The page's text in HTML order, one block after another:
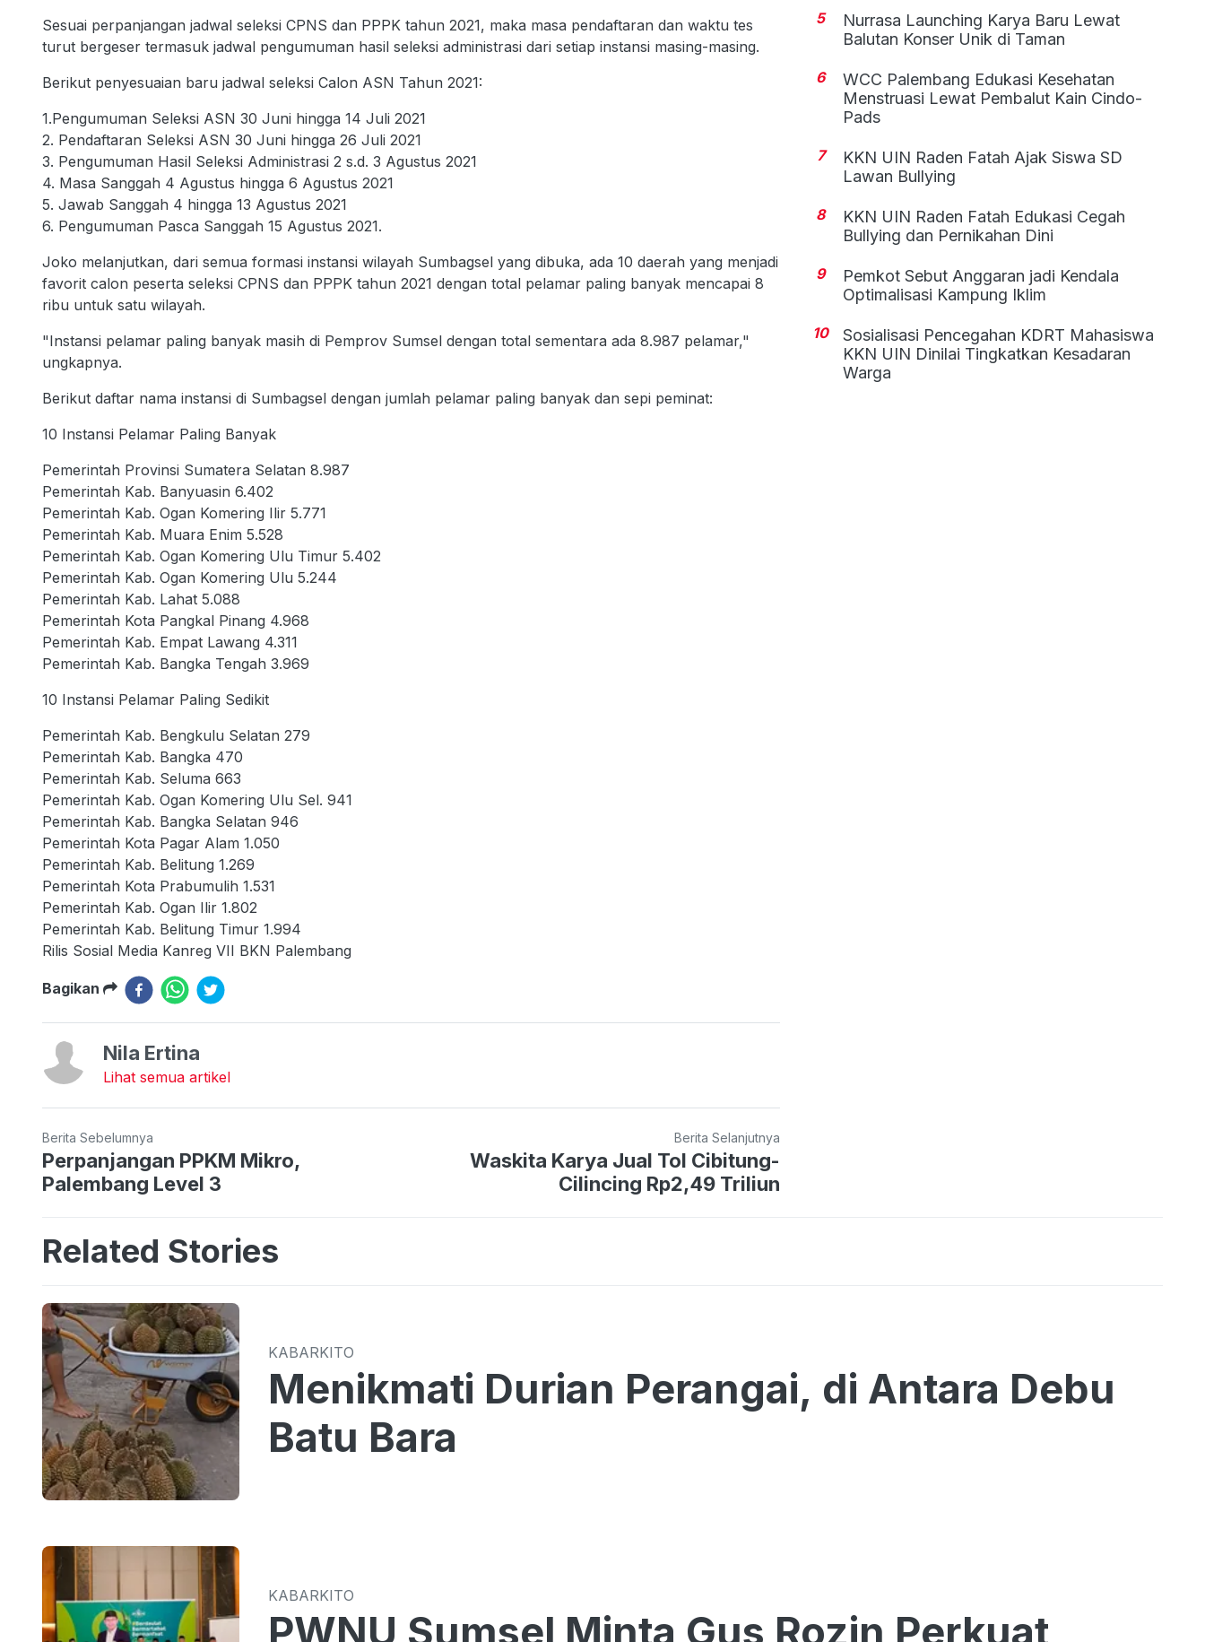
Sesuai perpanjangan jadwal seleksi CPNS dan PPPK tahun 2021, maka masa pendaftaran dan waktu tes
turut bergeser termasuk jadwal pengumuman hasil seleksi administrasi dari setiap instansi masing-masing.
Berikut penyesuaian baru jadwal seleksi Calon ASN Tahun 2021:
1.Pengumuman Seleksi ASN 30 Juni hingga 14 Juli 2021
2. Pendaftaran Seleksi ASN 30 Juni hingga 26 Juli 2021
3. Pengumuman Hasil Seleksi Administrasi 2 s.d. 3 Agustus 2021
4. Masa Sanggah 4 Agustus hingga 6 Agustus 2021
5. Jawab Sanggah 4 hingga 13 Agustus 2021
6. Pengumuman Pasca Sanggah 15 Agustus 2021.
Joko melanjutkan, dari semua formasi instansi wilayah Sumbagsel yang dibuka, ada 10 daerah yang menjadi
favorit calon peserta seleksi CPNS dan PPPK tahun 2021 dengan total pelamar paling banyak mencapai 8
ribu untuk satu wilayah.
"Instansi pelamar paling banyak masih di Pemprov Sumsel dengan total sementara ada 8.987 pelamar,"
ungkapnya.
Berikut daftar nama instansi di Sumbagsel dengan jumlah pelamar paling banyak dan sepi peminat:
10 Instansi Pelamar Paling Banyak
Pemerintah Provinsi Sumatera Selatan 8.987
Pemerintah Kab. Banyuasin 6.402
Pemerintah Kab. Ogan Komering Ilir 5.771
Pemerintah Kab. Muara Enim 5.528
Pemerintah Kab. Ogan Komering Ulu Timur 5.402
Pemerintah Kab. Ogan Komering Ulu 5.244
Pemerintah Kab. Lahat 5.088
Pemerintah Kota Pangkal Pinang 4.968
Pemerintah Kab. Empat Lawang 4.311
Pemerintah Kab. Bangka Tengah 3.969
10 Instansi Pelamar Paling Sedikit
Pemerintah Kab. Bengkulu Selatan 279
Pemerintah Kab. Bangka 470
Pemerintah Kab. Seluma 663
Pemerintah Kab. Ogan Komering Ulu Sel. 941
Pemerintah Kab. Bangka Selatan 946
Pemerintah Kota Pagar Alam 1.050
Pemerintah Kab. Belitung 1.269
Pemerintah Kota Prabumulih 1.531
Pemerintah Kab. Ogan Ilir 1.802
Pemerintah Kab. Belitung Timur 1.994
Rilis Sosial Media Kanreg VII BKN Palembang
Bagikan
Nila Ertina
Lihat semua artikel
Berita Sebelumnya
Perpanjangan PPKM Mikro,
Palembang Level 3
Berita Selanjutnya
Waskita Karya Jual Tol Cibitung-
Cilincing Rp2,49 Triliun
5
Nurrasa Launching Karya Baru Lewat
Balutan Konser Unik di Taman
6
WCC Palembang Edukasi Kesehatan
Menstruasi Lewat Pembalut Kain Cindo-
Pads
7
KKN UIN Raden Fatah Ajak Siswa SD
Lawan Bullying
8
KKN UIN Raden Fatah Edukasi Cegah
Bullying dan Pernikahan Dini
9
Pemkot Sebut Anggaran jadi Kendala
Optimalisasi Kampung Iklim
10
Sosialisasi Pencegahan KDRT Mahasiswa
KKN UIN Dinilai Tingkatkan Kesadaran
Warga
Related Stories
KABARKITO
Menikmati Durian Perangai, di Antara Debu
Batu Bara
KABARKITO
PWNU Sumsel Minta Gus Rozin Perkuat